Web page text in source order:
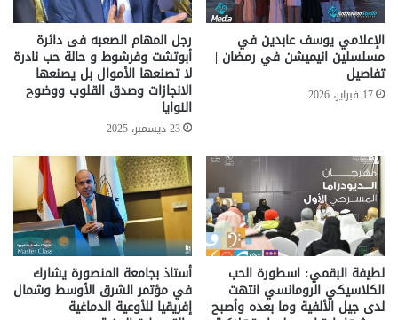
الإعلامي يوسف عابدين في
مسلسلين انيميشن في رمضان |
تفاصيل
17 فبراير، 2026
رجل المهام الصعبه فى دائرة
أبوتشت وفرشوط و حالة حب نادرة
لا تصنعها الأموال بل يصنعها
الانجازات وصدق القلوب ووضوح
النوايا
23 ديسمبر، 2025
لطيفة البقمي: اسطورة الحب
الكلاسيكي الرومانسي انتهت
لدى جيل الألفية وما بعده وأصبح
أستاذ بجامعة المنصورة يشارك
في مؤتمر الشرق الأوسط وشمال
إفريقيا للأوعية الدماغية